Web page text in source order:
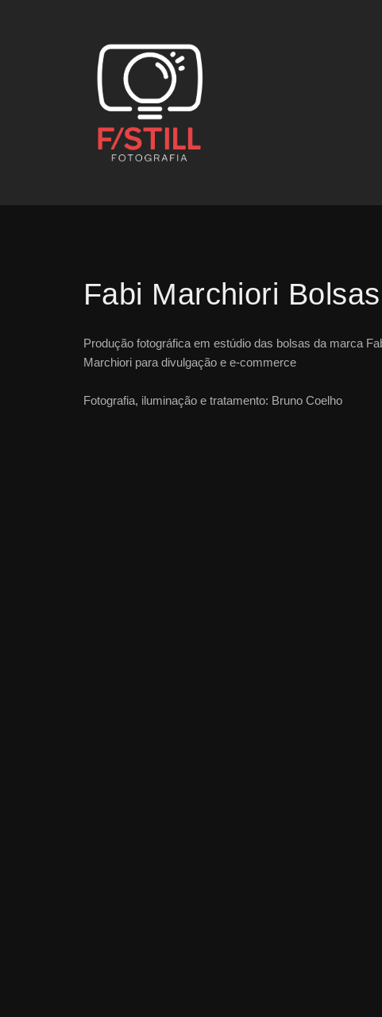
Fabi Marchiori Bolsas
Produção fotográfica em estúdio das bolsas da marca
Marchiori para divulgação e e-commerce
Fotografia, iluminação e tratamento: Bruno Coelho